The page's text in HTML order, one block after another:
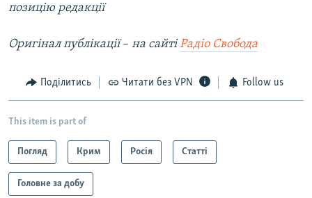
позицію редакції
Оригінал публікації–​ на сайтіРадіо Свобода
Поділитись Читати без VPN Follow us
This item is part of
Погляд Крим Росія Статті
Головне за добу